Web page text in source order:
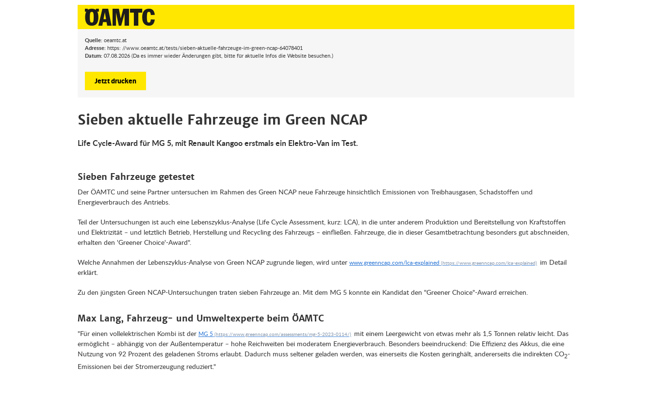
Quelle: oeamtc.at
Adresse: https: //www.oeamtc.at/tests/sieben-aktuelle-fahrzeuge-im-green-ncap-64078401
Datum: 07.08.2026 (Da es immer wieder Änderungen gibt, bitte für aktuelle Infos die Website besuchen.)
Jetzt drucken
Sieben aktuelle Fahrzeuge im Green NCAP
Life Cycle-Award für MG 5, mit Renault Kangoo erstmals ein Elektro-Van im Test.
Sieben Fahrzeuge getestet
Der ÖAMTC und seine Partner untersuchen im Rahmen des Green NCAP neue Fahrzeuge hinsichtlich Emissionen von Treibhausgasen, Schadstoffen und
Energieverbrauch des Antriebs.
Teil der Untersuchungen ist auch eine Lebenszyklus-Analyse (Life Cycle Assessment, kurz: LCA), in die unter anderem Produktion und Bereitstellung von Kraftstoffen
und Elektrizität – und letztlich Betrieb, Herstellung und Recycling des Fahrzeugs – einfließen. Fahrzeuge, die in dieser Gesamtbetrachtung besonders gut abschneiden,
erhalten den 'Greener Choice'-Award".
Welche Annahmen der Lebenszyklus-Analyse von Green NCAP zugrunde liegen, wird unter www.greenncap.com/lca-explained
im Detail
erklärt.
Zu den jüngsten Green NCAP-Untersuchungen traten sieben Fahrzeuge an. Mit dem MG 5 konnte ein Kandidat den "Greener Choice"-Award erreichen.
Max Lang, Fahrzeug- und Umweltexperte beim ÖAMTC
"Für einen vollelektrischen Kombi ist der MG 5
mit einem Leergewicht von etwas mehr als 1,5 Tonnen relativ leicht. Das
ermöglicht – abhängig von der Außentemperatur – hohe Reichweiten bei moderatem Energieverbrauch. Besonders beeindruckend: Die Effizienz des Akkus, die eine
Nutzung von 92 Prozent des geladenen Stroms erlaubt. Dadurch muss seltener geladen werden, was einerseits die Kosten geringhält, andererseits die indirekten CO2-
Emissionen bei der Stromerzeugung reduziert."